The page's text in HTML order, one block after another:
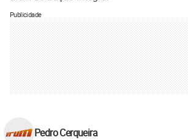
Publicidade
Pedro Cerqueira